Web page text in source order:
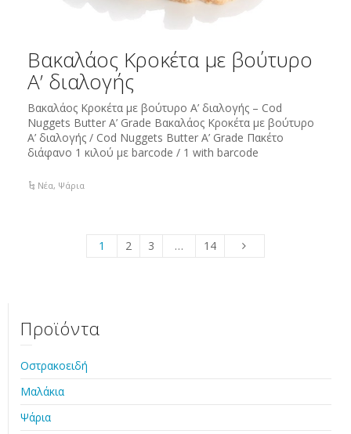
Bακαλάος Κροκέτα με βούτυρο
Α’ διαλογής
Bακαλάος Κροκέτα με βούτυρο Α’ διαλογής – Cod
Nuggets Butter A’ Grade Bακαλάος Κροκέτα με βούτυρο
Α’ διαλογής / Cod Nuggets Butter A’ Grade Πακέτο
διάφανο 1 κιλού με barcode / 1 with barcode
Νέα, Ψάρια
1 2 3 … 14
Προϊόντα
Οστρακοειδή
Μαλάκια
Ψάρια